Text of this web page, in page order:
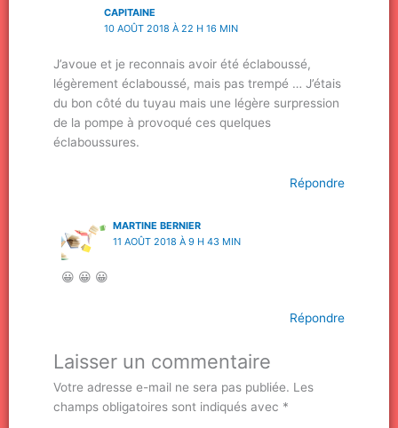
CAPITAINE
10 AOÛT 2018 À 22 H 16 MIN
J’avoue et je reconnais avoir été éclaboussé,
légèrement éclaboussé, mais pas trempé … J’étais
du bon côté du tuyau mais une légère surpression
de la pompe à provoqué ces quelques
éclaboussures.
Répondre
MARTINE BERNIER
11 AOÛT 2018 À 9 H 43 MIN
😀 😀 😀
Répondre
Laisser un commentaire
Votre adresse e-mail ne sera pas publiée. Les
champs obligatoires sont indiqués avec *